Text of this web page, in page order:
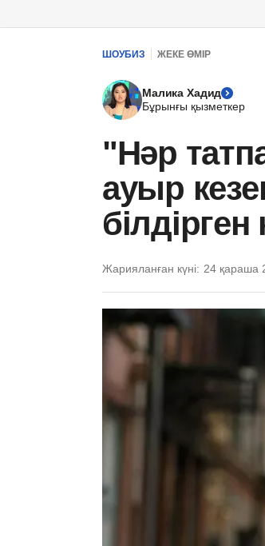
ШОУБИЗ ЖЕКЕ ӨМІР
Малика Хадид
Бұрынғы қызметкер
"Нәр
ауыр
Жарияланған күні: 24 қараша